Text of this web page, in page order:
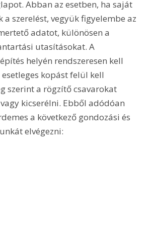
Abban az esetben, ha saját
a szerelést, vegyük figyelembe az
adatot, különösen a
utasításokat. A
helyén rendszeresen kell
kopást felül kell
szerint a rögzítő csavarokat
kicserélni. Ebből adódóan
a következő gondozási és
elvégezni: